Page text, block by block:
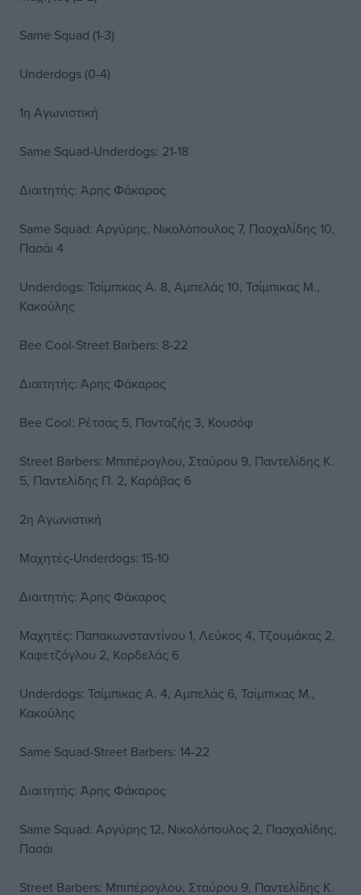
Same Squad (1-3)
Underdogs (0-4)
1η Αγωνιστική
Same Squad-Underdogs: 21-18
Διαιτητής: Άρης Φάκαρος
Same Squad: Αργύρης, Νικολόπουλος 7, Πασχαλίδης 10,
Πασάι 4
Underdogs: Τσίμπικας Α. 8, Αμπελάς 10, Τσίμπικας Μ.,
Κακούλης
Bee Cool-Street Barbers: 8-22
Διαιτητής: Άρης Φάκαρος
Bee Cool: Ρέτσας 5, Πανταζής 3, Κουσόφ
Street Barbers: Μπιπέρογλου, Σταύρου 9, Παντελίδης Κ.
5, Παντελίδης Π. 2, Καράβας 6
2η Αγωνιστική
Μαχητές-Underdogs: 15-10
Διαιτητής: Άρης Φάκαρος
Μαχητές: Παπακωνσταντίνου 1, Λεύκος 4, Τζουμάκας 2,
Καφετζόγλου 2, Κορδελάς 6
Underdogs: Τσίμπικας Α. 4, Αμπελάς 6, Τσίμπικας Μ.,
Κακούλης
Same Squad-Street Barbers: 14-22
Διαιτητής: Άρης Φάκαρος
Same Squad: Αργύρης 12, Νικολόπουλος 2, Πασχαλίδης,
Πασάι
Street Barbers: Μπιπέρογλου, Σταύρου 9, Παντελίδης Κ.